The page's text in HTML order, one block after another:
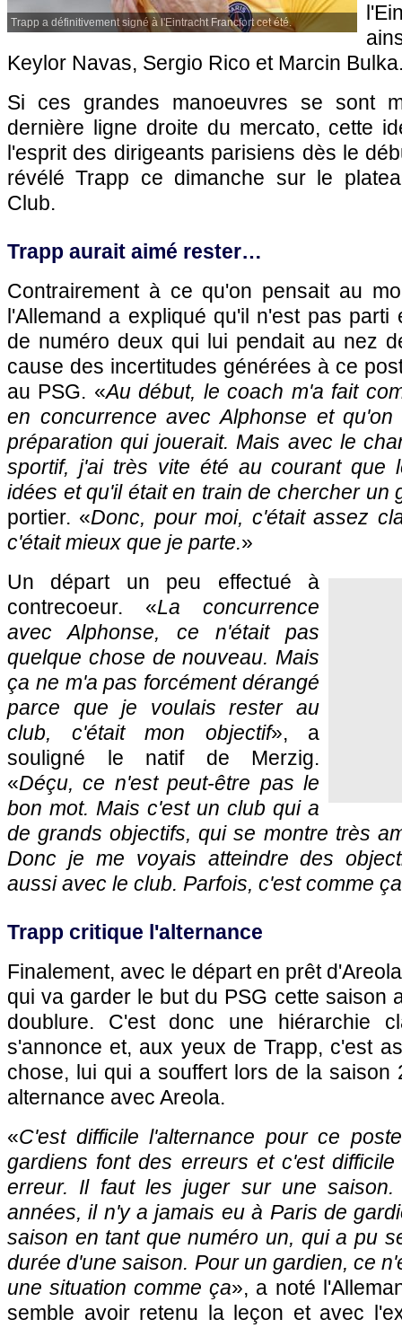
Trapp a définitivement signé à l'Eintracht Francfort cet été.
Keylor Navas, Sergio Rico et Marcin
Si ces grandes manoeuvres se sont
dernière ligne droite du mercato, cette
l'esprit des dirigeants parisiens dès le
révélé Trapp ce dimanche sur le
Club.
Trapp aurait aimé rester…
Contrairement à ce qu'on pensait au
l'Allemand a expliqué qu'il n'est pas
de numéro deux qui lui pendait au nez
cause des incertitudes générées à ce
au PSG. «Au début, le coach m'a fait
en concurrence avec Alphonse et
préparation qui jouerait. Mais avec le
sportif, j'ai très vite été au courant que
idées et qu'il était en train de chercher un
portier. «Donc, pour moi, c'était assez
c'était mieux que je parte.»
Un départ un peu effectué à
contrecoeur. «La concurrence
avec Alphonse, ce n'était pas
quelque chose de nouveau. Mais
ça ne m'a pas forcément dérangé
parce que je voulais rester au
club, c'était mon objectif», a
souligné le natif de Merzig.
«Déçu, ce n'est peut-être pas le
bon mot. Mais c'est un club qui a
de grands objectifs, qui se montre très
Donc je me voyais atteindre des
aussi avec le club. Parfois, c'est comme
Trapp critique l'alternance
Finalement, avec le départ en prêt
qui va garder le but du PSG cette saison
doublure. C'est donc une hiérarchie
s'annonce et, aux yeux de Trapp, c'est
chose, lui qui a souffert lors de la saison
alternance avec Areola.
«C'est difficile l'alternance pour ce
gardiens font des erreurs et c'est
erreur. Il faut les juger sur une saison.
années, il n'y a jamais eu à Paris de
saison en tant que numéro un, qui a pu
durée d'une saison. Pour un gardien, ce
une situation comme ça», a noté
semble avoir retenu la leçon et avec